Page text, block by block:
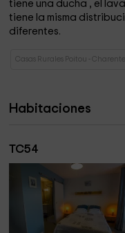
tiene una ducha , el
tiene la misma
diferentes.
Casas Rurales Poitou -
Habitaciones
TC54